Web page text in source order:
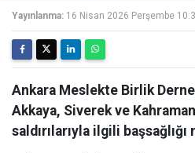
Yayınlanma: 16 Nisan 2026 Perşembe
Ankara Meslekte Birlik
Akkaya, Siverek ve
saldırılarıyla ilgili başsağlığı